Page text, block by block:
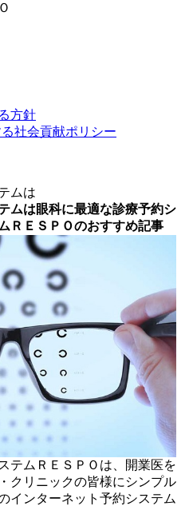
方針
社会貢献ポリシー
ムは
ムは眼科に最適な診療予約シ
ＲＥＳＰＯのおすすめ記事
テムＲＥＳＰＯは、開業医を
クリニックの皆様にシンプル
インターネット予約システム